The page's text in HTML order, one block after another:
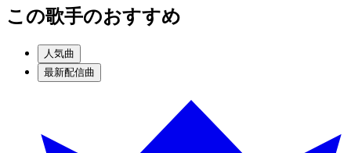
この歌手のおすすめ
人気曲
最新配信曲